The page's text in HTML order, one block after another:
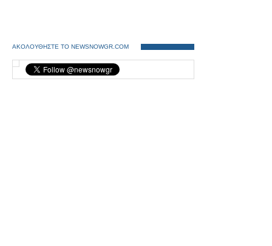
ΑΚΟΛΟΥΘΗΣΤΕ ΤΟ NEWSNOWGR.COM